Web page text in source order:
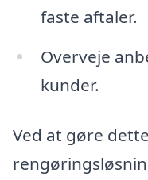
faste aftaler.
Overveje
kunder.
Ved at gøre